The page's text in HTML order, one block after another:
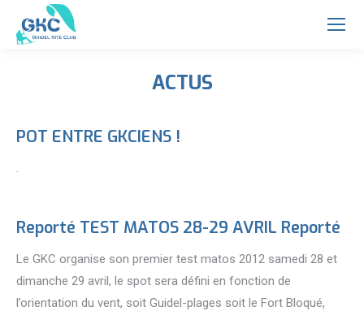
ACTUS
POT ENTRE GKCIENS !
.
Reporté TEST MATOS 28-29 AVRIL Reporté
Le GKC organise son premier test matos 2012 samedi 28 et
dimanche 29 avril, le spot sera défini en fonction de
l’orientation du vent, soit Guidel-plages soit le Fort Bloqué,